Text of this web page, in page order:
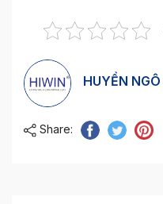
HUYỀN NGÔ
Share: